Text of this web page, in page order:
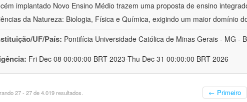
implantado Novo Ensino Médio trazem uma proposta de ensino
da Natureza: Biologia, Física e Química, exigindo um maior domínio
UF/País: Pontifícia Universidade Católica de Minas Gerais - MG -
Fri Dec 08 00:00:00 BRT 2023-Thu Dec 31 00:00:00 BRT 2026
27 - 27 de 4.019 resultados. ← Primeiro